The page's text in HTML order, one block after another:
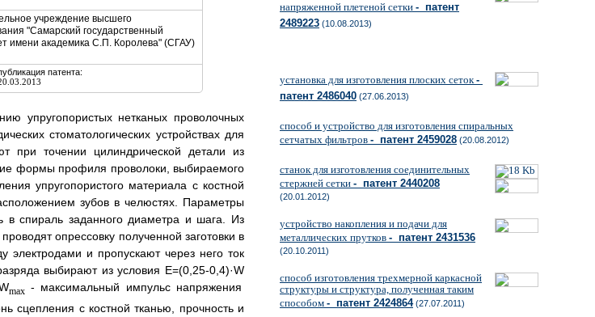
учреждение высшего
"Самарский государственный
имени академика С.П. Королева" (СГАУ)
патента:
упругопористых нетканых проволочных
стоматологических устройствах для
при точении цилиндрической детали из
формы профиля проволоки, выбираемого
упругопористого материала с костной
зубов в челюстях. Параметры
в спираль заданного диаметра и шага. Из
опрессовку полученной заготовки в
электродами и пропускают через него ток
выбирают из условия Е=(0,25-0,4)·W
max- максимальный импульс напряжения
сцепления с костной тканью, прочность и
напряженной плетеной сетки - патент
2489223 (10.08.2013)
установка для изготовления плоских сеток-
патент 2486040 (27.06.2013)
способ и устройство для изготовления спиральных
сетчатых фильтров - патент 2459028 (20.08.2012)
станок для изготовления соединительных
стержней сетки - патент 2440208
(20.01.2012)
устройство накопления и подачи для
металлических прутков - патент 2431536
(20.10.2011)
способ изготовления трехмерной каркасной
структуры и структура, полученная таким
способом - патент 2424864(27.07.2011)